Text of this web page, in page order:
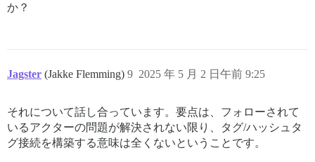
か？
Jagster (Jakke Flemming) 2025 年 5 月 2 日午前 9:25
9
それについて話し合っています。要点は、フォローされて
いるアクターの問題が解決されない限り、タグ/ハッシュタ
グ接続を構築する意味は全くないということです。